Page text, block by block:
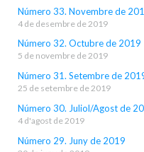
Número 33. Novembre de
4 de desembre de 2019
Número 32. Octubre de 2019
5 de novembre de 2019
Número 31. Setembre de
25 de setembre de 2019
Número 30. Juliol/Agost de
4 d'agost de 2019
Número 29. Juny de 2019